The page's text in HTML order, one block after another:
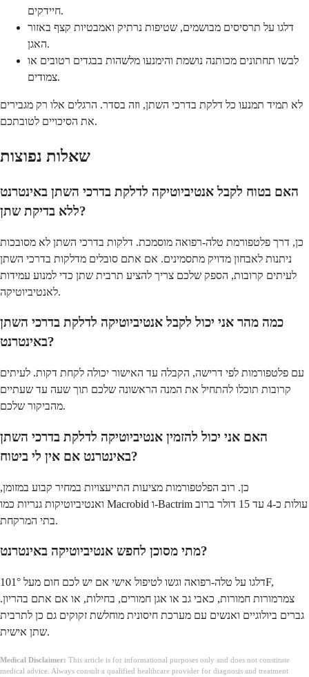
חיידקים.
דלגו על תרסיסים מבושמים, שטיפות נרתיק ואמבטיות קצף באזור
האגן.
לבשו תחתונים מכותנה נושמת והימנעו מלשהות בבגדים רטובים או
צמודים.
לא תמיד תמנעו כל דלקת בדרכי השתן, וזה בסדר. הרגלים אלו רק מגבירים
את הסיכויים לטובתכם.
שאלות נפוצות
האם בטוח לקבל אנטיביוטיקה לדלקת בדרכי השתן באינטרנט
ללא בדיקת שתן?
כן, דרך פלטפורמת טלה-רפואה מוסמכת. דלקות בדרכי השתן לא מסובכות
ניתנות לאבחון מדויק מתסמינים. אם אתם סובלים מדלקות בדרכי השתן
לעיתים קרובות, הספק שלכם צריך להציע תרבית שתן כדי למנוע עמידות
לאנטיביוטיקה.
כמה מהר אני יכול לקבל אנטיביוטיקה לדלקת בדרכי השתן
באינטרנט?
עם פלטפורמות לפי דרישה, הקבלה עד האישור יכולה לקחת דקות. לעיתים
קרובות תוכלו להתחיל את המנה הראשונה שלכם תוך שעה עד שעתיים
מהביקור שלכם.
האם אני יכול להזמין אנטיביוטיקה לדלקת בדרכי השתן
באינטרנט אם אין לי ביטוח?
כן. רוב הפלטפורמות מציעות התייעצויות במחיר קבוע במזומן,
ואנטיביוטיקות גנריות כמו Macrobid ו-Bactrim עולות כ-4 עד 15 דולר ברוב
בתי המרקחת.
מתי מסוכן לחפש אנטיביוטיקה באינטרנט?
דלגו על טלה-רפואה וגשו לטיפול אישי אם יש לכם חום מעל 101°F,
צמרמורות חמורות, כאבי גב או אגן חמורים, בחילות, או אם אתם בהריון.
גברים ביולוגיים ואנשים עם מערכת חיסונית מוחלשת זקוקים גם כן לתרבית
שתן אישית.
Medical Disclaimer: This article is for informational purposes only and does not constitute
medical advice. Always consult a qualified healthcare provider for diagnosis and treatment